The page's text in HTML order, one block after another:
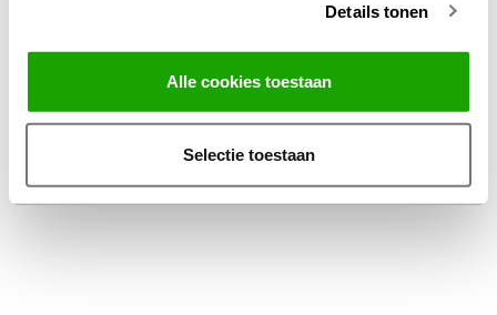
Details tonen
Alle cookies toestaan
Selectie toestaan
Algemene Voorwaarden Thuiswinkel
Privacy Statement Profile Nederland B.V.
Disclaimer